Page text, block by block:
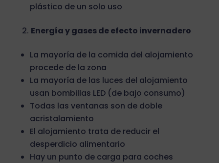
plástico de un solo uso
Energía y gases de efecto invernadero
La mayoría de la comida del alojamiento
procede de la zona
La mayoría de las luces del alojamiento
usan bombillas LED (de bajo consumo)
Todas las ventanas son de doble
acristalamiento
El alojamiento trata de reducir el
desperdicio alimentario
Hay un punto de carga para coches